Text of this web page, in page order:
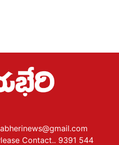
Contact.. 9391 544